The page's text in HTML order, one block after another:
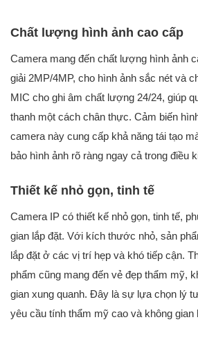
Chất lượng hình ảnh cao cấp
Camera mang đến chất lượng hình ảnh
giải 2MP/4MP, cho hình ảnh sắc nét và
MIC cho ghi âm chất lượng 24/24, giúp
thanh một cách chân thực. Cảm biến
camera này cung cấp khả năng tái tạo
bảo hình ảnh rõ ràng ngay cả trong điều
Thiết kế nhỏ gọn, tinh tế
Camera IP có thiết kế nhỏ gọn, tinh tế,
gian lắp đặt. Với kích thước nhỏ, sản
lắp đặt ở các vị trí hẹp và khó tiếp cận.
phẩm cũng mang đến vẻ đẹp thẩm mỹ,
gian xung quanh. Đây là sự lựa chọn lý
yêu cầu tính thẩm mỹ cao và không gian